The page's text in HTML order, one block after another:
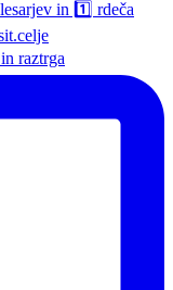
raztrga